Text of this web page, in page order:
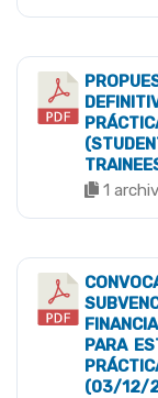
1
PARA
(03/12/